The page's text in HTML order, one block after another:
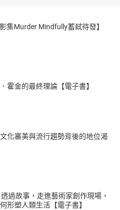
集Murder Mindfully蓄弒待發】
霍金的最終理論【電子書】
化審美與流行趨勢背後的地位渴
過故事，走進藝術家創作現場，
形塑人類生活【電子書】